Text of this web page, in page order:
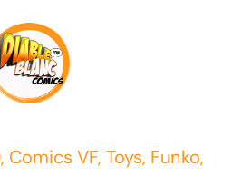
VF, Toys, Funko,